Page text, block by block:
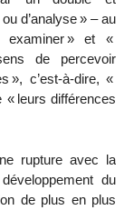
d’analyse» – au
» et «
de percevoir
», c’est-à-dire, «
« leurs différences
rupture avec la
du
de plus en plus